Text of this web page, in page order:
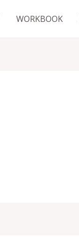
WORKBOOK